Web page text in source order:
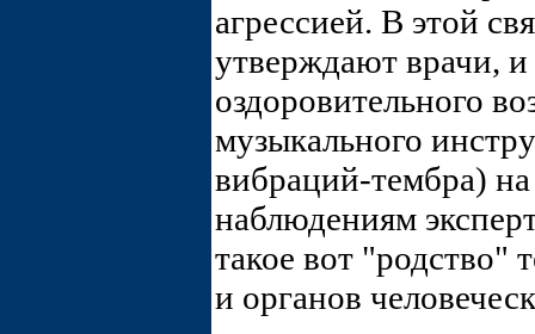
агрессией. В этой
утверждают врачи, и
оздоровительного
музыкального
вибраций-тембра)
наблюдениям
такое вот "родство"
и органов